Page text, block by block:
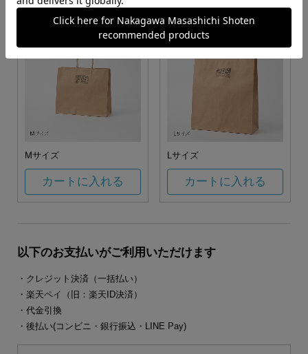
Mサイズ
カートに入れる
Lサイズ
カートに入れる
以下のお支払いがご利用いただけます
・クレジット決済（一括払い）
・楽天ペイ（旧：楽天ID決済）
・代金引換
・後払い(コンビニ・銀行振込・LINE Pay)